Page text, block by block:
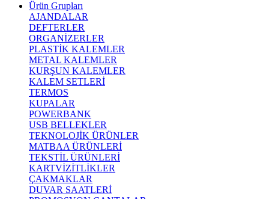
Ürün Grupları
AJANDALAR
DEFTERLER
ORGANİZERLER
PLASTİK KALEMLER
METAL KALEMLER
KURŞUN KALEMLER
KALEM SETLERİ
TERMOS
KUPALAR
POWERBANK
USB BELLEKLER
TEKNOLOJİK ÜRÜNLER
MATBAA ÜRÜNLERİ
TEKSTİL ÜRÜNLERİ
KARTVİZİTLİKLER
ÇAKMAKLAR
DUVAR SAATLERİ